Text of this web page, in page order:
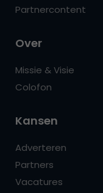
Partnercontent
Over
Missie & Visie
Colofon
Kansen
Adverteren
Partners
Vacatures